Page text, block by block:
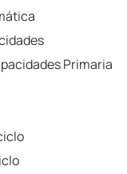
Primaria